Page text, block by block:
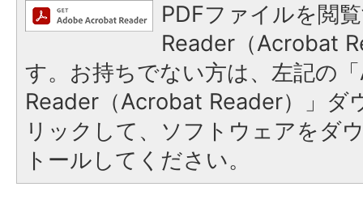
PDFファイルを閲
Reader（Acrobat
す。お持ちでない方は、左記の
Reader（Acrobat Reader）」ダ
リックして、ソフトウェアをダ
トールしてください。